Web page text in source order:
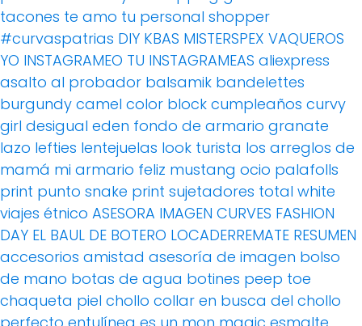
tacones te amo tu personal shopper
#curvaspatrias DIY KBAS MISTERSPEX VAQUEROS
YO INSTAGRAMEO TU INSTAGRAMEAS aliexpress
asalto al probador balsamik bandelettes
burgundy camel color block cumpleaños curvy
girl desigual eden fondo de armario granate
lazo lefties lentejuelas look turista los arreglos de
mamá mi armario feliz mustang ocio palafolls
print punto snake print sujetadores total white
viajes étnico ASESORA IMAGEN CURVES FASHION
DAY EL BAUL DE BOTERO LOCADERREMATE RESUMEN
accesorios amistad asesoría de imagen bolso
de mano botas de agua botines peep toe
chaqueta piel chollo collar en busca del chollo